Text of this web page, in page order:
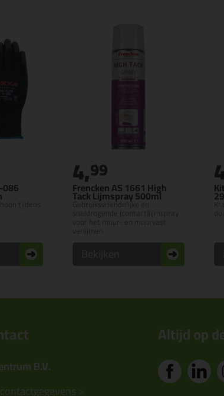
086
tijdens
Frencken AS 1661 High
Tack Lijmspray 500ml
Gebruiksvriendelijke en
4,99
B.V.
>
Altijd op